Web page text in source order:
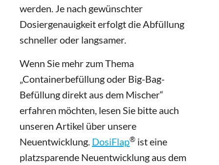
werden. Je nach gewünschter
Dosiergenauigkeit erfolgt die Abfüllung
schneller oder langsamer.
Wenn Sie mehr zum Thema
„Containerbefüllung oder Big-Bag-
Befüllung direkt aus dem Mischer“
erfahren möchten, lesen Sie bitte auch
unseren Artikel über unsere
Neuentwicklung. DosiFlap® ist eine
platzsparende Neuentwicklung aus dem